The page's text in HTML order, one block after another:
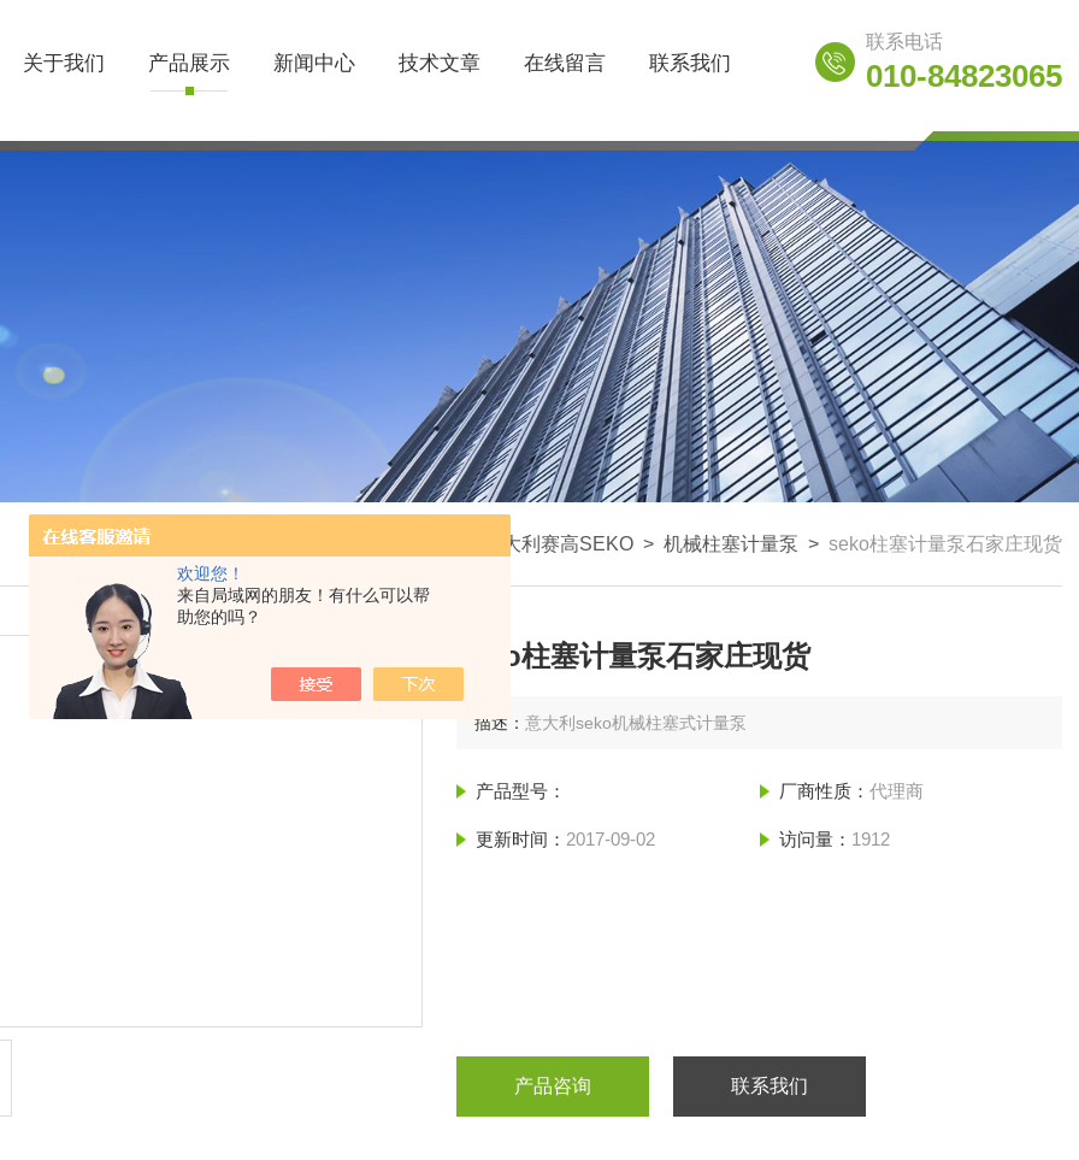
欢迎您！
来自局域网的朋友！有什么可以帮
助您的吗？
关于我们 产品展示 新闻中心 技术文章 在线留言 联系我们
联系电话
010-84823065
意大利赛高SEKO > 机械柱塞计量泵 > seko柱塞计量泵石家庄现货
seko柱塞计量泵石家庄现货
描述：意大利seko机械柱塞式计量泵
产品型号： 厂商性质： 代理商
更新时间： 2017-09-02 访问量： 1912
产品咨询 联系我们